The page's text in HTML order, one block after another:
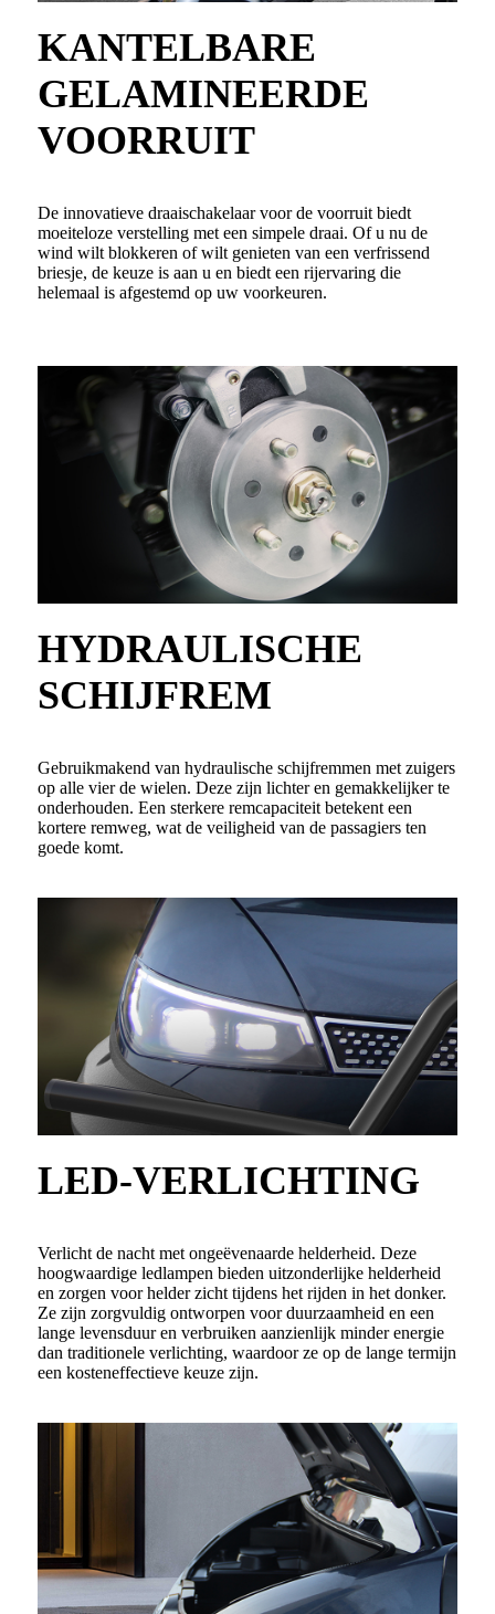
KANTELBARE
GELAMINEERDE
VOORRUIT
De innovatieve draaischakelaar voor de voorruit biedt
moeiteloze verstelling met een simpele draai. Of u nu de
wind wilt blokkeren of wilt genieten van een verfrissend
briesje, de keuze is aan u en biedt een rijervaring die
helemaal is afgestemd op uw voorkeuren.
HYDRAULISCHE
SCHIJFREM
Gebruikmakend van hydraulische schijfremmen met zuigers
op alle vier de wielen. Deze zijn lichter en gemakkelijker te
onderhouden. Een sterkere remcapaciteit betekent een
kortere remweg, wat de veiligheid van de passagiers ten
goede komt.
LED-VERLICHTING
Verlicht de nacht met ongeëvenaarde helderheid. Deze
hoogwaardige ledlampen bieden uitzonderlijke helderheid
en zorgen voor helder zicht tijdens het rijden in het donker.
Ze zijn zorgvuldig ontworpen voor duurzaamheid en een
lange levensduur en verbruiken aanzienlijk minder energie
dan traditionele verlichting, waardoor ze op de lange termijn
een kosteneffectieve keuze zijn.